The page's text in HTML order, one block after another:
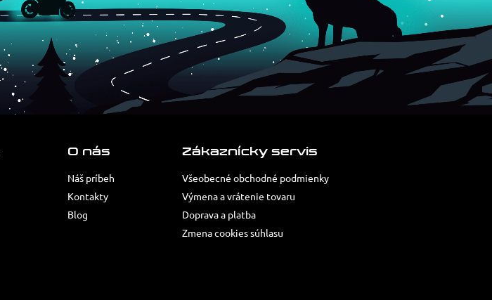
O nás
Náš príbeh
Kontakty
Blog
Zákaznícky servis
Všeobecné obchodné podmienky
Výmena a vrátenie tovaru
Doprava a platba
Zmena cookies súhlasu